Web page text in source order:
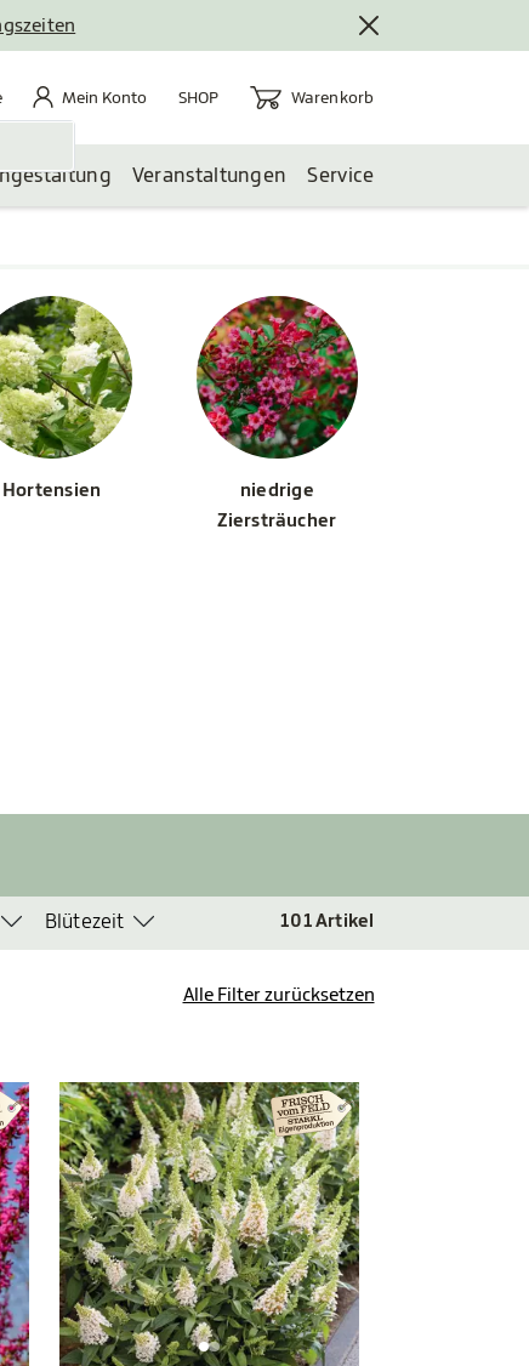
Mein Konto
Mein Konto SHOP Warenkorb
Warenkorb
Veranstaltungen Service
Hortensien
niedrige
Ziersträucher
Blütezeit 101Artikel
Alle Filter zurücksetzen